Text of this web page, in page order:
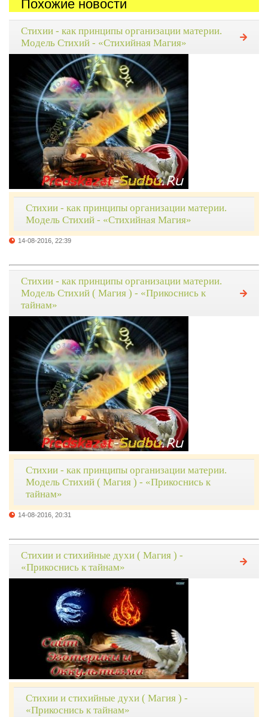
Похожие новости
Стихии - как принципы организации материи.
Модель Стихий - «Стихийная Магия»
Стихии - как принципы организации материи.
Модель Стихий - «Стихийная Магия»
14-08-2016, 22:39
Стихии - как принципы организации материи.
Модель Стихий ( Магия ) - «Прикоснись к
тайнам»
Стихии - как принципы организации материи.
Модель Стихий ( Магия ) - «Прикоснись к
тайнам»
14-08-2016, 20:31
Стихии и стихийные духи ( Магия ) -
«Прикоснись к тайнам»
Стихии и стихийные духи ( Магия ) -
«Прикоснись к тайнам»